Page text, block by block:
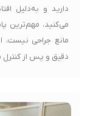
دارید و به‌دلیل
می‌کنید، مهم‌ترین
مانع جراحی نیست،
دقیق و پس از کنترل